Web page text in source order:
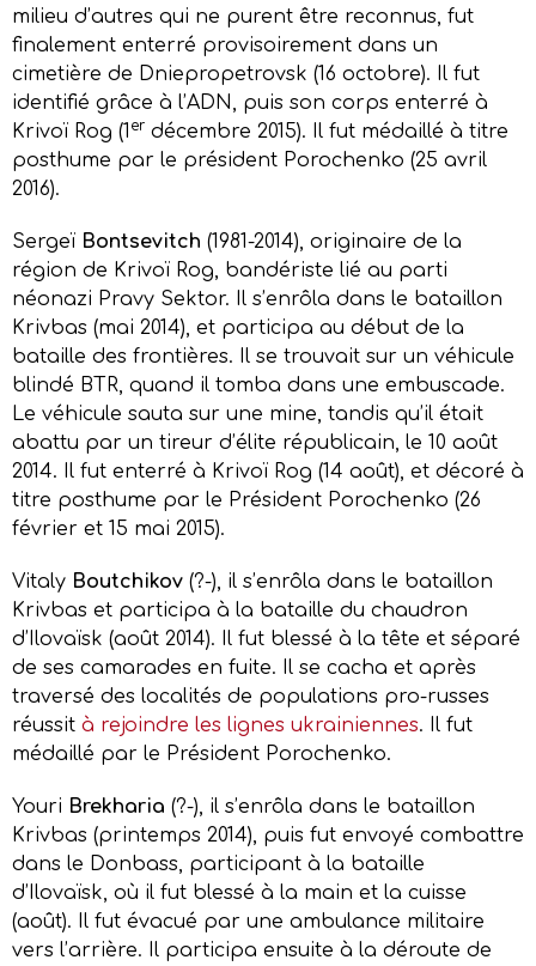
milieu d’autres qui ne purent être reconnus, fut
finalement enterré provisoirement dans un
cimetière de Dniepropetrovsk (16 octobre). Il fut
identifié grâce à l’ADN, puis son corps enterré à
Krivoï Rog (1 er décembre 2015). Il fut médaillé à titre
posthume par le président Porochenko (25 avril
2016).
Sergeï Bontsevitch (1981-2014), originaire de la
région de Krivoï Rog, bandériste lié au parti
néonazi Pravy Sektor. Il s’enrôla dans le bataillon
Krivbas (mai 2014), et participa au début de la
bataille des frontières. Il se trouvait sur un véhicule
blindé BTR, quand il tomba dans une embuscade.
Le véhicule sauta sur une mine, tandis qu’il était
abattu par un tireur d’élite républicain, le 10 août
2014. Il fut enterré à Krivoï Rog (14 août), et décoré à
titre posthume par le Président Porochenko (26
février et 15 mai 2015).
Vitaly Boutchikov (?-), il s’enrôla dans le bataillon
Krivbas et participa à la bataille du chaudron
d’Ilovaïsk (août 2014). Il fut blessé à la tête et séparé
de ses camarades en fuite. Il se cacha et après
traversé des localités de populations pro-russes
réussit à rejoindre les lignes ukrainiennes. Il fut
médaillé par le Président Porochenko.
Youri Brekharia (?-), il s’enrôla dans le bataillon
Krivbas (printemps 2014), puis fut envoyé combattre
dans le Donbass, participant à la bataille
d’Ilovaïsk, où il fut blessé à la main et la cuisse
(août). Il fut évacué par une ambulance militaire
vers l’arrière. Il participa ensuite à la déroute de